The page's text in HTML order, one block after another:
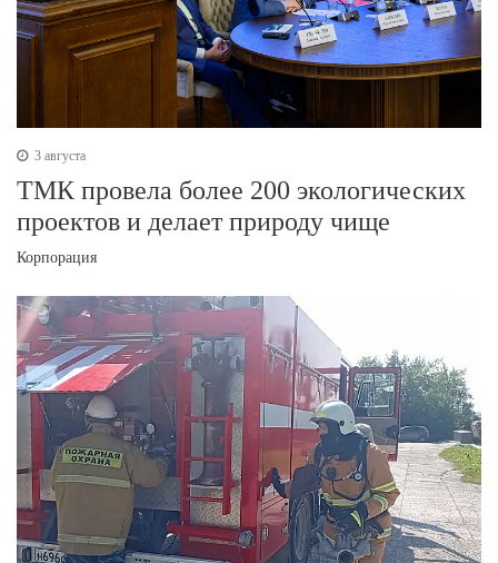
3 августа
ТМК провела более 200 экологических
проектов и делает природу чище
Корпорация